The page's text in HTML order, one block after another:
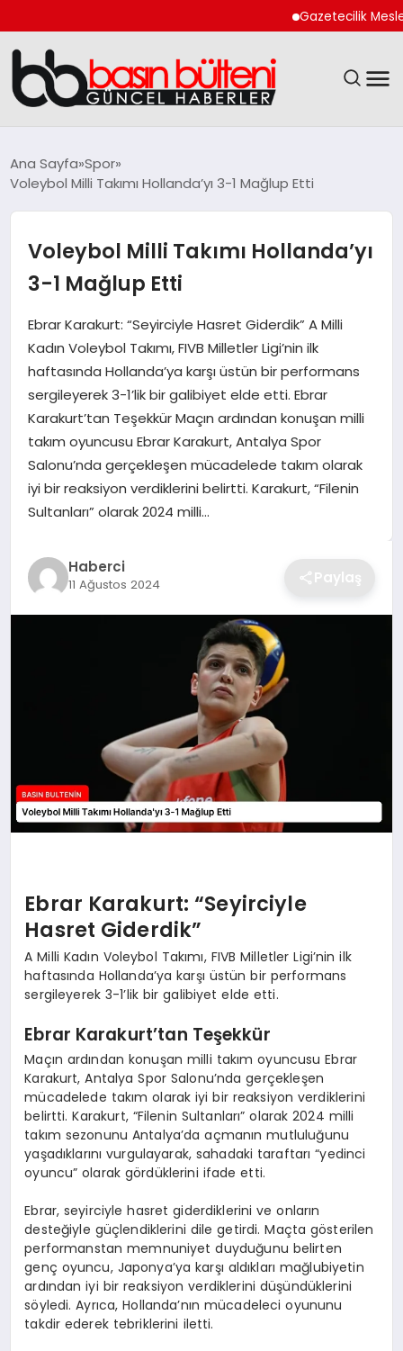
Gazetecilik Meslek
GÜNCEL
EKONOMI
MAGAZIN
SAĞLIK
SPOR
TEKNOLOJI
YAŞAM
GÜNDEM
Ana Sayfa Spor
Voleybol Milli Takımı Hollanda’yı 3-1 Mağlup Etti
Voleybol Milli Takımı Hollanda’yı
3-1 Mağlup Etti
Ebrar Karakurt: “Seyirciyle Hasret Giderdik” A Milli
Kadın Voleybol Takımı, FIVB Milletler Ligi’nin ilk
haftasında Hollanda’ya karşı üstün bir performans
sergileyerek 3-1’lik bir galibiyet elde etti. Ebrar
Karakurt’tan Teşekkür Maçın ardından konuşan milli
takım oyuncusu Ebrar Karakurt, Antalya Spor
Salonu’nda gerçekleşen mücadelede takım olarak
iyi bir reaksiyon verdiklerini belirtti. Karakurt, “Filenin
Sultanları” olarak 2024 milli…
Haberci
11 Ağustos 2024 Paylaş
Ebrar Karakurt: “Seyirciyle
Hasret Giderdik”
A Milli Kadın Voleybol Takımı, FIVB Milletler Ligi’nin ilk
haftasında Hollanda’ya karşı üstün bir performans
sergileyerek 3-1’lik bir galibiyet elde etti.
Ebrar Karakurt’tan Teşekkür
Maçın ardından konuşan milli takım oyuncusu Ebrar
Karakurt, Antalya Spor Salonu’nda gerçekleşen
mücadelede takım olarak iyi bir reaksiyon verdiklerini
belirtti. Karakurt, “Filenin Sultanları” olarak 2024 milli
takım sezonunu Antalya’da açmanın mutluluğunu
yaşadıklarını vurgulayarak, sahadaki taraftarı “yedinci
oyuncu” olarak gördüklerini ifade etti.
Ebrar, seyirciyle hasret giderdiklerini ve onların
desteğiyle güçlendiklerini dile getirdi. Maçta gösterilen
performanstan memnuniyet duyduğunu belirten
genç oyuncu, Japonya’ya karşı aldıkları mağlubiyetin
ardından iyi bir reaksiyon verdiklerini düşündüklerini
söyledi. Ayrıca, Hollanda’nın mücadeleci oyununu
takdir ederek tebriklerini iletti.